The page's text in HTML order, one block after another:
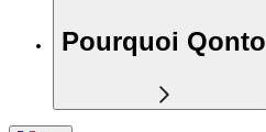
Pourquoi Qonto